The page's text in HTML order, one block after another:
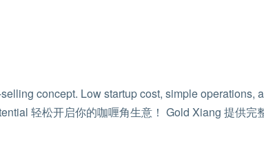
concept. Low startup cost, simple
轻松开启你的咖喱角生意！ Gold Xiang 提供